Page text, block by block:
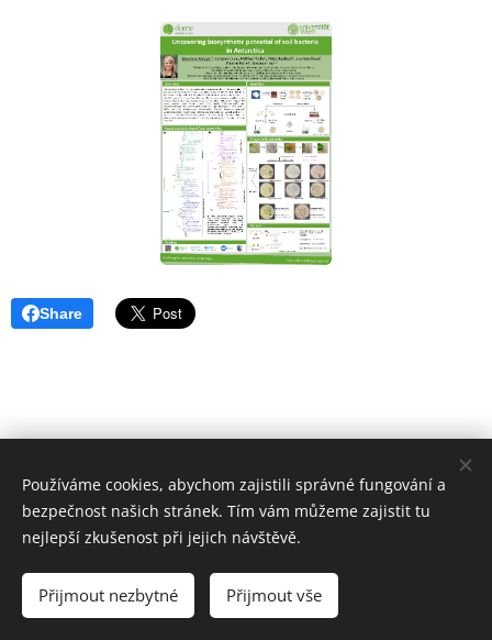
Share
© 2023 Všechna práva vyhrazena
Vytvořeno službouWebnode
Čeština
Používáme cookies, abychom zajistili správné fungování a
bezpečnost našich stránek. Tím vám můžeme zajistit tu
nejlepší zkušenost při jejich návštěvě.
Přijmout nezbytné Přijmout vše